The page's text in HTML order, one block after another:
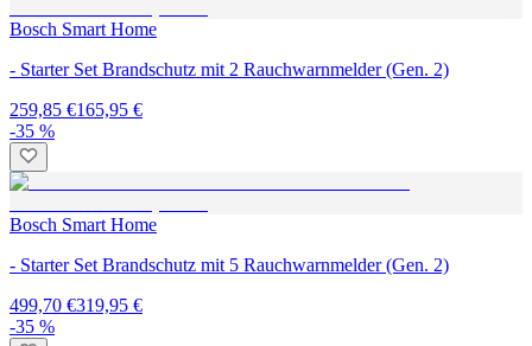
Bosch Smart Home
- Starter Set Brandschutz mit 2 Rauchwarnmelder (Gen. 2)
259,85 €165,95 €
-35 %
Bosch Smart Home
- Starter Set Brandschutz mit 5 Rauchwarnmelder (Gen. 2)
499,70 €319,95 €
-35 %